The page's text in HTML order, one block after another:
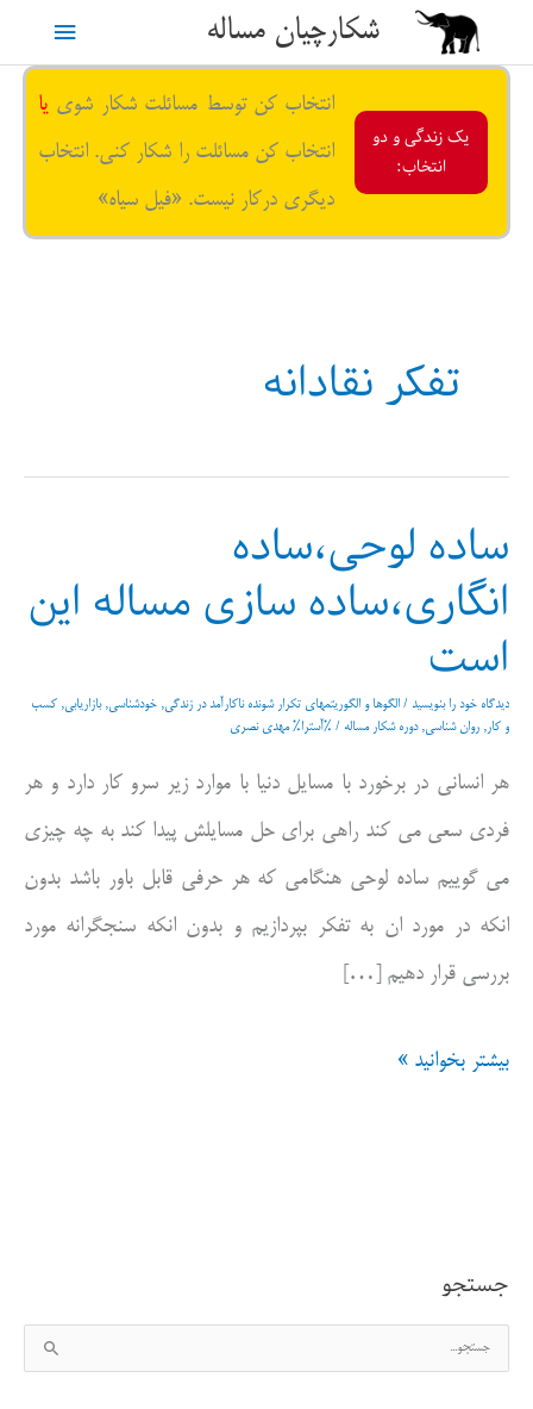
محتوا
شکارچیان مساله
فهرست
یک زندگی و دو
انتخاب:
انتخاب کن توسط مسائلت شکار شوی یا
انتخاب کن مسائلت را شکار کنی. انتخاب
دیگری درکار نیست. «فیل سیاه»
تفکر نقادانه
ساده لوحی،ساده
انگاری،ساده سازی مساله این
است
دیدگاه‌ خود را بنویسید / الگوها و الگوریتمهای تکرار شونده ناکارآمد در زندگی, خودشناسی,بازاریابی, کسب
و کار, روان شناسی,دوره شکار مساله / %آسترا% مهدی نصری
هر انسانی در برخورد با مسایل دنیا با موارد زیر سرو کار دارد و هر
فردی سعی می کند راهی برای حل مسایلش پیدا کند به چه چیزی
می گوییم ساده لوحی هنگامی که هر حرفی قابل باور باشد بدون
انکه در مورد ان به تفکر بپردازیم و بدون انکه سنجگرانه مورد
بررسی قرار دهیم […]
ساده
این
است
بیشتر بخوانید »
جستجو
س